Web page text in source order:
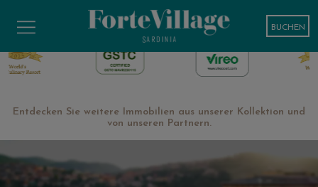
BUCHEN
Entdecken Sie weitere Immobilien aus unserer Kollektion und
von unseren Partnern.